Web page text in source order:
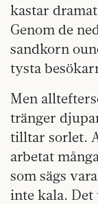
kastar
Genom de
sandkorn
tysta
Men
tränger
tilltar sorlet.
arbetat
som sägs
inte kala. Det